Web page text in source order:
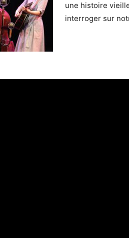
une histoire
interroger sur